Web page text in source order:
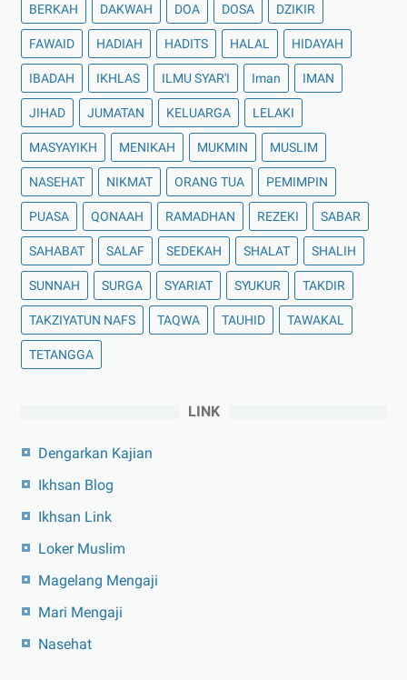
BERKAH DAKWAH DOA DOSA DZIKIR
FAWAID HADIAH HADITS HALAL HIDAYAH
IBADAH IKHLAS ILMU SYAR'I Iman IMAN
JIHAD JUMATAN KELUARGA LELAKI
MASYAYIKH MENIKAH MUKMIN MUSLIM
NASEHAT NIKMAT ORANG TUA PEMIMPIN
PUASA QONAAH RAMADHAN REZEKI SABAR
SAHABAT SALAF SEDEKAH SHALAT SHALIH
SUNNAH SURGA SYARIAT SYUKUR TAKDIR
TAKZIYATUN NAFS TAQWA TAUHID TAWAKAL
TETANGGA
LINK
Dengarkan Kajian
Ikhsan Blog
Ikhsan Link
Loker Muslim
Magelang Mengaji
Mari Mengaji
Nasehat